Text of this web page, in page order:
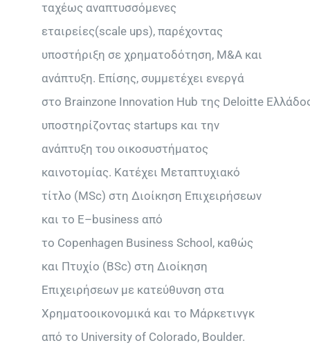
ταχέως αναπτυσσόμενες
εταιρείες(scale ups), παρέχοντας
υποστήριξη σε χρηματοδότηση, M&Aκαι
ανάπτυξη. Επίσης, συμμετέχει ενεργά
στο Brainzone Innovation Hub της Deloitte
υποστηρίζοντας startups και την
ανάπτυξη του οικοσυστήματος
καινοτομίας. Κατέχει Μεταπτυχιακό
τίτλο (MSc) στη Διοίκηση Επιχειρήσεων
και το E–business από
το Copenhagen Business School , καθώς
και Πτυχίο (BSc) στη Διοίκηση
Επιχειρήσεων με κατεύθυνση στα
Χρηματοοικονομικά και το Μάρκετινγκ
από το University of Colorado, Boulder.